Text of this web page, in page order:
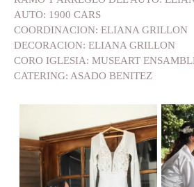
AUTO: 1900 CARS
COORDINACION: ELIANA GRILLON
DECORACION: ELIANA GRILLON
CORO IGLESIA: MUSEART
CATERING: ASADO BENITEZ